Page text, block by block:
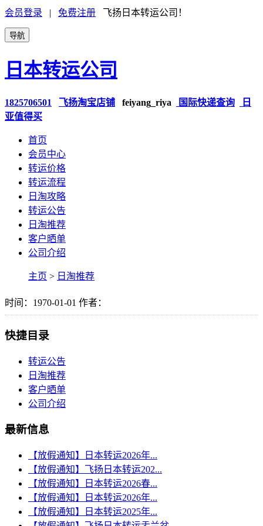
会员登录 | 免费注册 飞扬日本转运公司！
导航
日本转运公司
1825706501 飞扬淘宝店铺 feiyang_riya 国际快递查询
日
亚值得买
首页
会员中心
转运价格
转运流程
日淘攻略
转运公告
日淘推荐
客户晒单
公司介绍
主页 > 日淘推荐
时间：1970-01-01 作者：
快捷目录
转运公告
日淘推荐
客户晒单
公司介绍
最新信息
【放假通知】日本转运2026年...
【放假通知】飞扬日本转运202...
【放假通知】日本转运2026春...
【放假通知】日本转运2026年...
【放假通知】日本转运2025年...